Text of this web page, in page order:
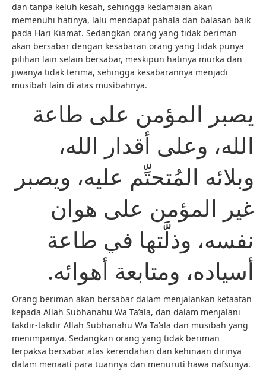
dan tanpa keluh kesah, sehingga kedamaian akan
memenuhi hatinya, lalu mendapat pahala dan balasan baik
pada Hari Kiamat. Sedangkan orang yang tidak beriman
akan bersabar dengan kesabaran orang yang tidak punya
pilihan lain selain bersabar, meskipun hatinya murka dan
jiwanya tidak terima, sehingga kesabarannya menjadi
musibah lain di atas musibahnya.
يصبر المؤمن على طاعة
الله، وعلى أقدار الله،
وبلائه المُتحتِّم عليه، ويصبر
غير المؤمن على هوان
نفسه، وذلَّتها في طاعة
أسياده، ومتابعة أهوائه.
Orang beriman akan bersabar dalam menjalankan ketaatan
kepada Allah Subhanahu Wa Ta’ala, dan dalam menjalani
takdir-takdir Allah Subhanahu Wa Ta’ala dan musibah yang
menimpanya. Sedangkan orang yang tidak beriman
terpaksa bersabar atas kerendahan dan kehinaan dirinya
dalam menaati para tuannya dan menuruti hawa nafsunya.